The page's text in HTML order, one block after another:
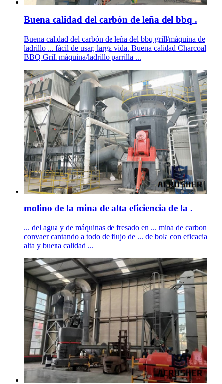
Buena calidad del carbón de leña del bbq .
Buena calidad del carbón de leña del bbq grill/máquina de
ladrillo ... fácil de usar, larga vida. Buena calidad Charcoal
BBQ Grill máquina/ladrillo parrilla ...
molino de la mina de alta eficiencia de la .
... del agua y de máquinas de fresado en ... mina de carbon
convaer cantando a todo de flujo de ... de bola con eficacia
alta y buena calidad ...